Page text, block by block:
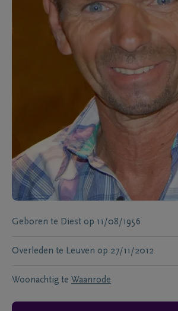
Geboren te Diest op 11/08/1956
Overleden te Leuven op 27/11/2012
Woonachtig te Waanrode